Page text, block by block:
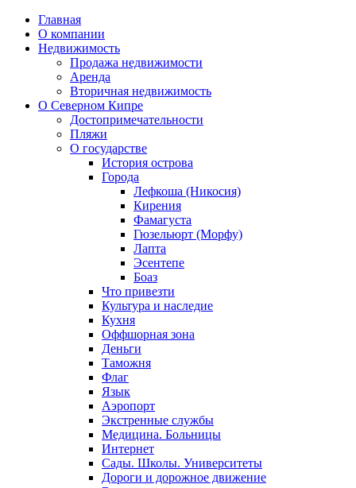
Главная
О компании
Недвижимость
Продажа недвижимости
Аренда
Вторичная недвижимость
О Северном Кипре
Достопримечательности
Пляжи
О государстве
История острова
Города
Лефкоша (Никосия)
Кирения
Фамагуста
Гюзельюрт (Морфу)
Лапта
Эсентепе
Боаз
Что привезти
Культура и наследие
Кухня
Оффшорная зона
Деньги
Таможня
Флаг
Язык
Аэропорт
Экстренные службы
Медицина. Больницы
Интернет
Сады. Школы. Университеты
Дороги и дорожное движение